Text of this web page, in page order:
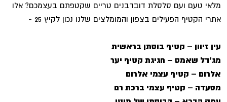
מלאי טעם ועם סלסלת דובדבנים טריים שקטפתם בעצמכם? אלו
אתרי הקטיף הפעילים בצפון והמומלצים שלנו נכון לקיץ 25 -
עין זיוון – קטיף בוסתן בראשית
מג'דל שאמס – חגיגת קטיף יער
אלרום – קטיף עצמי אלרום
מסעדה – קטיף עצמי ברכת רם